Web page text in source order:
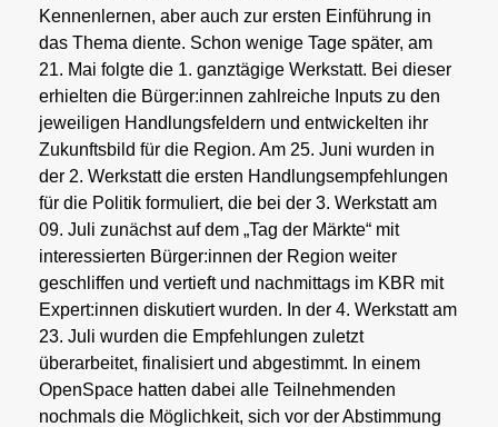
Kennenlernen, aber auch zur ersten Einführung in
das Thema diente. Schon wenige Tage später, am
21. Mai folgte die 1. ganztägige Werkstatt. Bei dieser
erhielten die Bürger:innen zahlreiche Inputs zu den
jeweiligen Handlungsfeldern und entwickelten ihr
Zukunftsbild für die Region. Am 25. Juni wurden in
der 2. Werkstatt die ersten Handlungsempfehlungen
für die Politik formuliert, die bei der 3. Werkstatt am
09. Juli zunächst auf dem „Tag der Märkte“ mit
interessierten Bürger:innen der Region weiter
geschliffen und vertieft und nachmittags im KBR mit
Expert:innen diskutiert wurden. In der 4. Werkstatt am
23. Juli wurden die Empfehlungen zuletzt
überarbeitet, finalisiert und abgestimmt. In einem
OpenSpace hatten dabei alle Teilnehmenden
nochmals die Möglichkeit, sich vor der Abstimmung